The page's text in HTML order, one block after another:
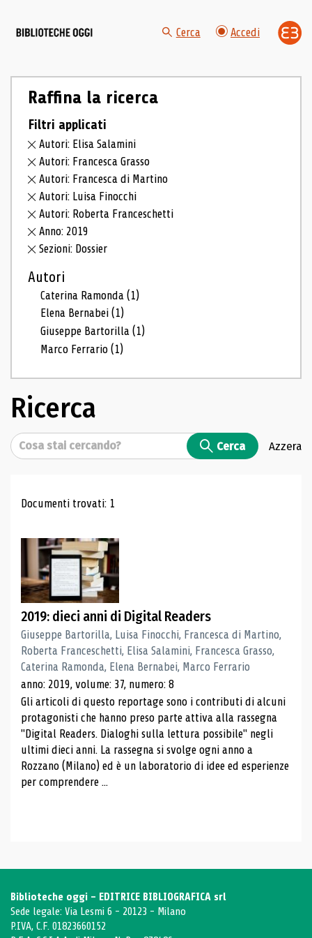
Cerca Accedi
Raffina la ricerca
Filtri applicati
Autori: Elisa Salamini
Autori: Francesca Grasso
Autori: Francesca di Martino
Autori: Luisa Finocchi
Autori: Roberta Franceschetti
Anno: 2019
Sezioni: Dossier
Autori
Caterina Ramonda(1)
Elena Bernabei(1)
Giuseppe Bartorilla(1)
Marco Ferrario(1)
Ricerca
Cerca Cerca Azzera
Risultati di ricerca
Documenti trovati: 1
2019: dieci anni di Digital Readers
Giuseppe Bartorilla, Luisa Finocchi, Francesca di Martino,
Roberta Franceschetti, Elisa Salamini, Francesca Grasso,
Caterina Ramonda, Elena Bernabei, Marco Ferrario
anno: 2019, volume: 37, numero: 8
Gli articoli di questo reportage sono i contributi di alcuni
protagonisti che hanno preso parte attiva alla rassegna
"Digital Readers. Dialoghi sulla lettura possibile" negli
ultimi dieci anni. La rassegna si svolge ogni anno a
Rozzano (Milano) ed è un laboratorio di idee ed esperienze
per comprendere ...
Biblioteche oggi - EDITRICE BIBLIOGRAFICA srl
Sede legale: Via Lesmi 6 - 20123 - Milano
P.IVA, C.F. 01823660152